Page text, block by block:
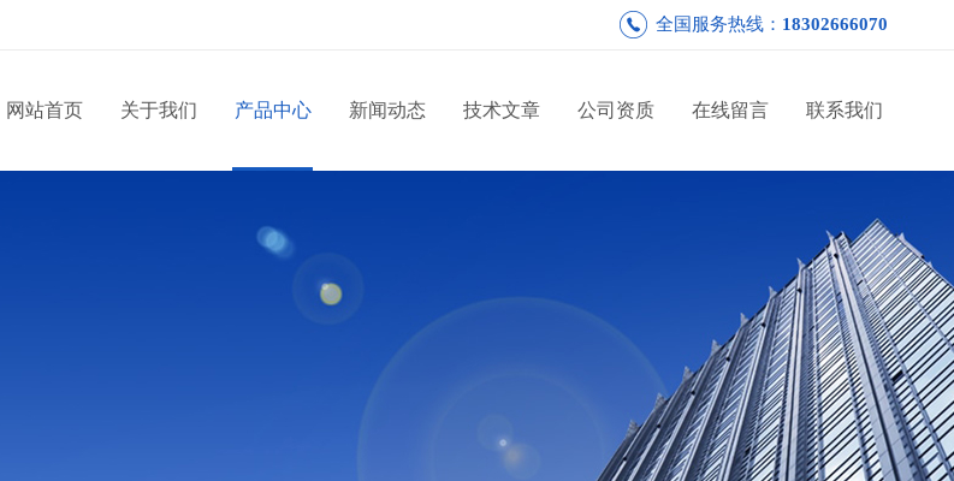
全国服务热线： 18302666070
网站首页 关于我们 产品中心 新闻动态 技术文章 公司资质 在线留言 联系我们